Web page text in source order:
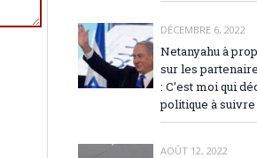
DÉCEMBRE 6, 2022
Netanyahu à
sur les
: C’est moi qui
politique à suivre
AOÛT 12, 2022